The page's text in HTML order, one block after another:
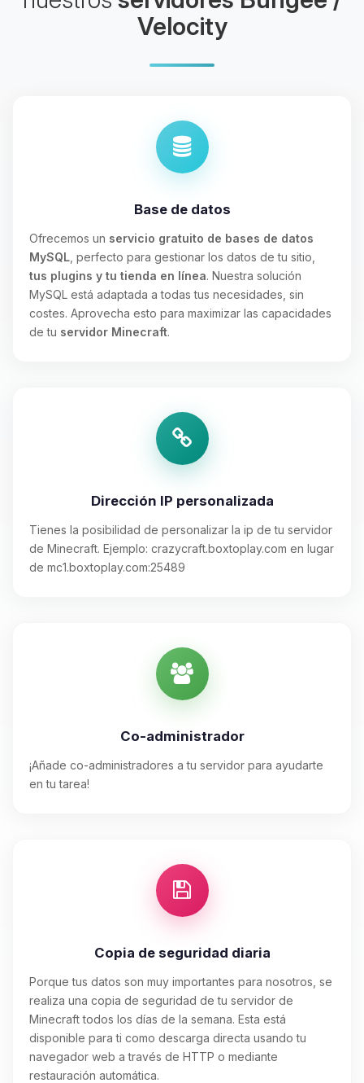
Velocity
Base de datos
Ofrecemos un servicio gratuito de bases de datos
MySQL , perfecto para gestionar los datos de tu sitio,
tus plugins y tu tienda en línea. Nuestra solución
MySQL está adaptada a todas tus necesidades, sin
costes. Aprovecha esto para maximizar las capacidades
de tu servidor Minecraft.
Dirección IP personalizada
Tienes la posibilidad de personalizar la ip de tu servidor
de Minecraft. Ejemplo: crazycraft.boxtoplay.com en lugar
de mc1.boxtoplay.com:25489
Co-administrador
¡Añade co-administradores a tu servidor para ayudarte
en tu tarea!
Copia de seguridad diaria
Porque tus datos son muy importantes para nosotros, se
realiza una copia de seguridad de tu servidor de
Minecraft todos los días de la semana. Esta está
disponible para ti como descarga directa usando tu
navegador web a través de HTTP o mediante
restauración automática.